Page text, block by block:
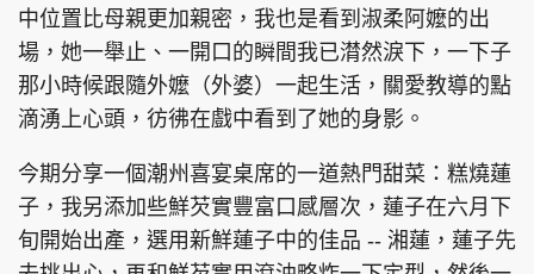
關於我們
聯絡我們
隱私政策聲明
使用條款
版權及免責聲明
Copyright © 東周網 版權所有 . 不得轉載
中位置比母親更加親密，我也是看到淑柔阿嬤的出
場，她一舉止、一開口的瞬間我已潸然淚下，一下子
那小時候跟隨外嬤（外婆）一起生活，關愛教導的點
滴湧上心頭，彷彿在戲中看到了她的身影。
今期分享一個潮州喜宴桌席的一道熱門甜菜：糕燒蓮
子，我另添加些鮮芡實豐富口感層次，蓮子在六月下
旬開始出產，選用新鮮蓮子中的佳品 -- 湘蓮，蓮子先